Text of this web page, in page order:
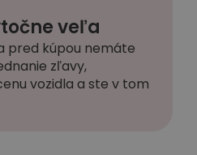
veľa
pred kúpou nemáte
zľavy,
vozidla a ste v tom